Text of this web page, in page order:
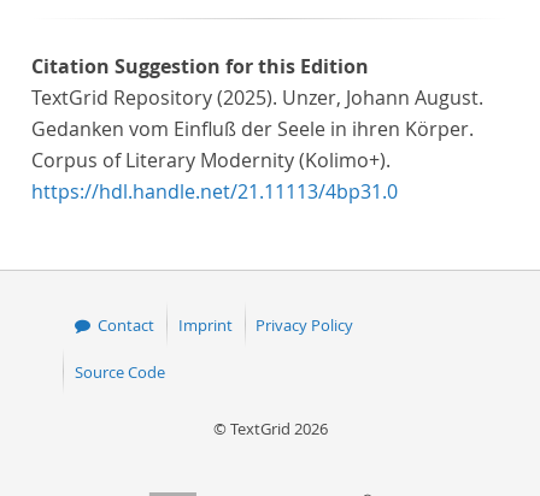
Citation Suggestion for this Edition
TextGrid Repository (2025). Unzer, Johann August.
Gedanken vom Einfluß der Seele in ihren Körper.
Corpus of Literary Modernity (Kolimo+).
https://hdl.handle.net/21.11113/4bp31.0
Contact Imprint Privacy Policy
Source Code
© TextGrid 2026